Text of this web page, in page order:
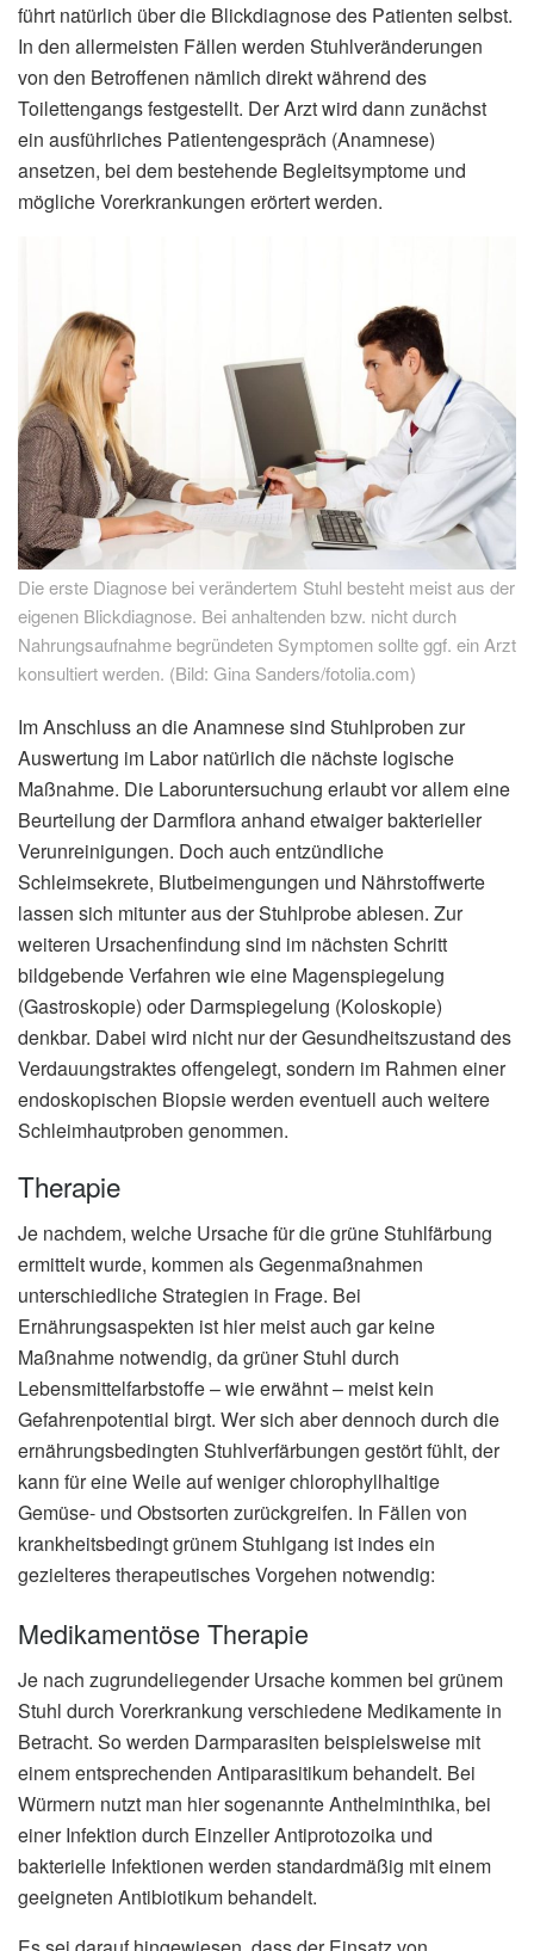
führt natürlich über die Blickdiagnose des Patienten selbst.
In den allermeisten Fällen werden Stuhlveränderungen
von den Betroffenen nämlich direkt während des
Toilettengangs festgestellt. Der Arzt wird dann zunächst
ein ausführliches Patientengespräch (Anamnese)
ansetzen, bei dem bestehende Begleitsymptome und
mögliche Vorerkrankungen erörtert werden.
Die erste Diagnose bei verändertem Stuhl besteht meist aus der
eigenen Blickdiagnose. Bei anhaltenden bzw. nicht durch
Nahrungsaufnahme begründeten Symptomen sollte ggf. ein Arzt
konsultiert werden. (Bild: Gina Sanders/fotolia.com)
Im Anschluss an die Anamnese sind Stuhlproben zur
Auswertung im Labor natürlich die nächste logische
Maßnahme. Die Laboruntersuchung erlaubt vor allem eine
Beurteilung der Darmflora anhand etwaiger bakterieller
Verunreinigungen. Doch auch entzündliche
Schleimsekrete, Blutbeimengungen und Nährstoffwerte
lassen sich mitunter aus der Stuhlprobe ablesen. Zur
weiteren Ursachenfindung sind im nächsten Schritt
bildgebende Verfahren wie eine Magenspiegelung
(Gastroskopie) oder Darmspiegelung (Koloskopie)
denkbar. Dabei wird nicht nur der Gesundheitszustand des
Verdauungstraktes offengelegt, sondern im Rahmen einer
endoskopischen Biopsie werden eventuell auch weitere
Schleimhautproben genommen.
Therapie
Je nachdem, welche Ursache für die grüne Stuhlfärbung
ermittelt wurde, kommen als Gegenmaßnahmen
unterschiedliche Strategien in Frage. Bei
Ernährungsaspekten ist hier meist auch gar keine
Maßnahme notwendig, da grüner Stuhl durch
Lebensmittelfarbstoffe – wie erwähnt – meist kein
Gefahrenpotential birgt. Wer sich aber dennoch durch die
ernährungsbedingten Stuhlverfärbungen gestört fühlt, der
kann für eine Weile auf weniger chlorophyllhaltige
Gemüse- und Obstsorten zurückgreifen. In Fällen von
krankheitsbedingt grünem Stuhlgang ist indes ein
gezielteres therapeutisches Vorgehen notwendig:
Medikamentöse Therapie
Je nach zugrundeliegender Ursache kommen bei grünem
Stuhl durch Vorerkrankung verschiedene Medikamente in
Betracht. So werden Darmparasiten beispielsweise mit
einem entsprechenden Antiparasitikum behandelt. Bei
Würmern nutzt man hier sogenannte Anthelminthika, bei
einer Infektion durch Einzeller Antiprotozoika und
bakterielle Infektionen werden standardmäßig mit einem
geeigneten Antibiotikum behandelt.